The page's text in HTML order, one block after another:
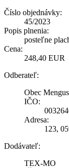
Číslo objednávky:
45/2023
Popis plnenia:
posteľne
Cena:
248,40 EUR
Odberateľ:
Obec
IČO:
Adresa:
123,
Dodávateľ:
TEX-MO